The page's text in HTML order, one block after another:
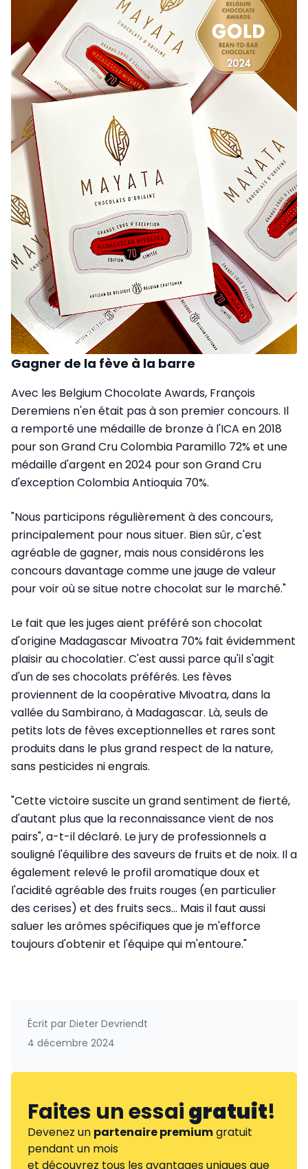
Gagner de la fève à la barre
Avec les Belgium Chocolate Awards, François
Deremiens n'en était pas à son premier concours. Il
a remporté une médaille de bronze à l'ICA en 2018
pour son Grand Cru Colombia Paramillo 72% et une
médaille d'argent en 2024 pour son Grand Cru
d'exception Colombia Antioquia 70%.
"Nous participons régulièrement à des concours,
principalement pour nous situer. Bien sûr, c'est
agréable de gagner, mais nous considérons les
concours davantage comme une jauge de valeur
pour voir où se situe notre chocolat sur le marché."
Le fait que les juges aient préféré son chocolat
d'origine Madagascar Mivoatra 70% fait évidemment
plaisir au chocolatier. C'est aussi parce qu'il s'agit
d'un de ses chocolats préférés. Les fèves
proviennent de la coopérative Mivoatra, dans la
vallée du Sambirano, à Madagascar. Là, seuls de
petits lots de fèves exceptionnelles et rares sont
produits dans le plus grand respect de la nature,
sans pesticides ni engrais.
"Cette victoire suscite un grand sentiment de fierté,
d'autant plus que la reconnaissance vient de nos
pairs", a-t-il déclaré. Le jury de professionnels a
souligné l'équilibre des saveurs de fruits et de noix. Il a
également relevé le profil aromatique doux et
l'acidité agréable des fruits rouges (en particulier
des cerises) et des fruits secs... Mais il faut aussi
saluer les arômes spécifiques que je m'efforce
toujours d'obtenir et l'équipe qui m'entoure."
Écrit par Dieter Devriendt
4 décembre 2024
Faites un essaigratuit!
Devenez un partenaire premiumgratuit
pendant un mois
et découvrez tous les avantages uniques que